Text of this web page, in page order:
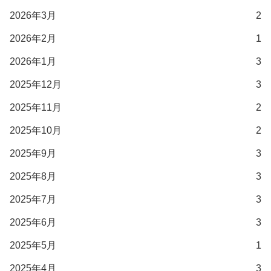
2026年3月 2
2026年2月 1
2026年1月 3
2025年12月 3
2025年11月 2
2025年10月 2
2025年9月 3
2025年8月 3
2025年7月 3
2025年6月 3
2025年5月 1
2025年4月 3